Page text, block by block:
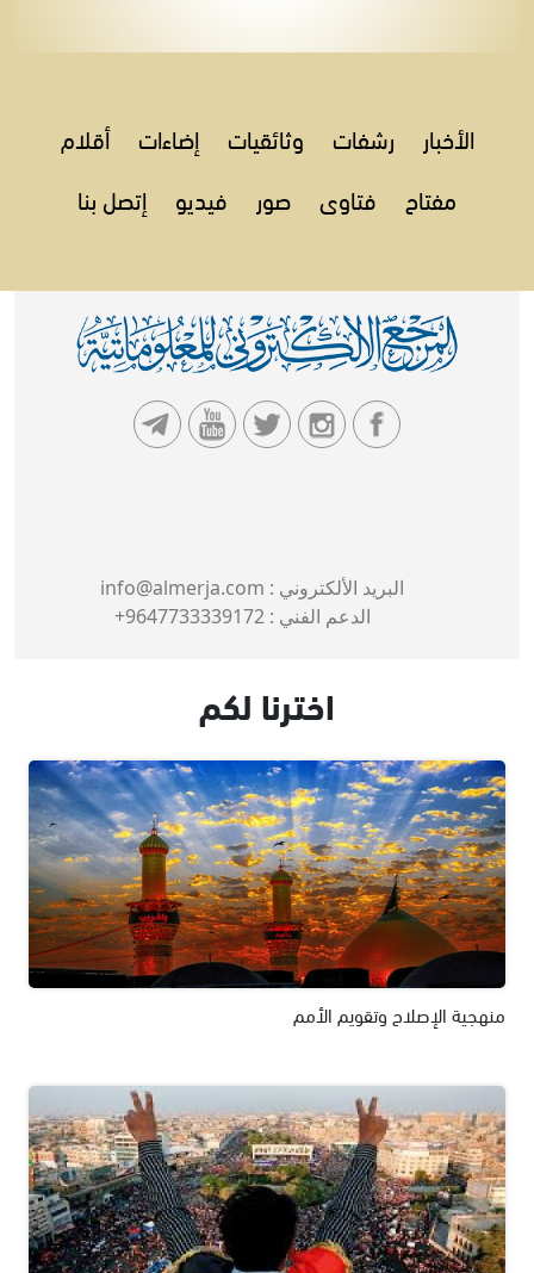
الأخبار رشفات وثائقيات إضاءات
أقلام
مفتاح
فتاوى صور فيديو إتصل بنا
البريد الألكتروني : info@almerja.com
الدعم الفني : 9647733339172+
اخترنا لكم
منهجية الإصلاح وتقويم الأمم